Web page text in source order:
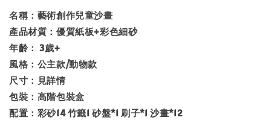
名稱：藝術創作兒童沙畫
產品材質：優質紙板+彩色細砂
年齡： 3歲+
風格：公主款/動物款
尺寸：見詳情
包裝：高階包裝盒
配置：彩砂14 竹籤1 砂盤*1 刷子*1 沙畫*12